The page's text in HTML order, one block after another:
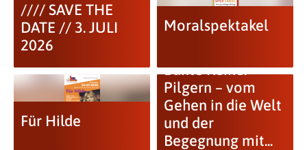
//// SAVE THE
DATE // 3. JULI
2026
Moralspektakel
Für Hilde
Bunte Reihe:
Pilgern – vom
Gehen in die Welt
und der
Begegnung mit...